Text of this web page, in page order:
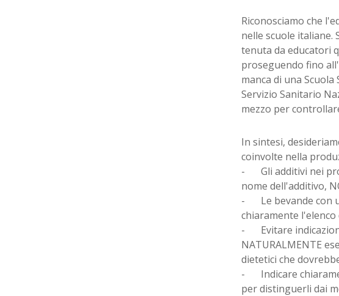
Riconosciamo che
nelle scuole
tenuta da educatori
proseguendo fino
manca di una
Servizio Sanitario
mezzo per
In sintesi,
coinvolte nella
-
Gli additivi nei
nome dell'additivo,
-
Le bevande con
chiaramente
-
Evitare
NATURALMENTE
dietetici che
-
Indicare
per distinguerli dai